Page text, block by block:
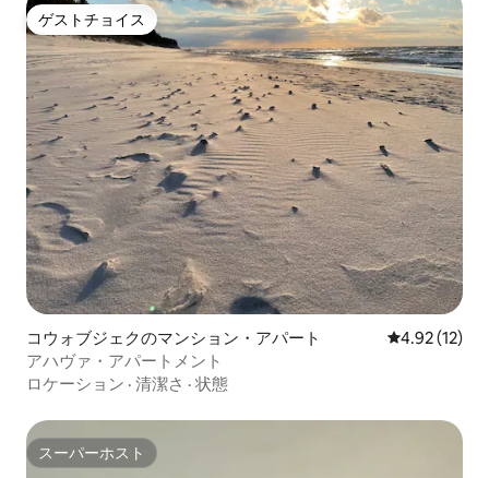
ゲストチョイス
ゲストチョイス
コウォブジェクのマンション・アパート レビュー12
4.92 (12)
アハヴァ・アパートメント
ロケーション · 清潔さ · 状態
スーパーホスト
スーパーホスト